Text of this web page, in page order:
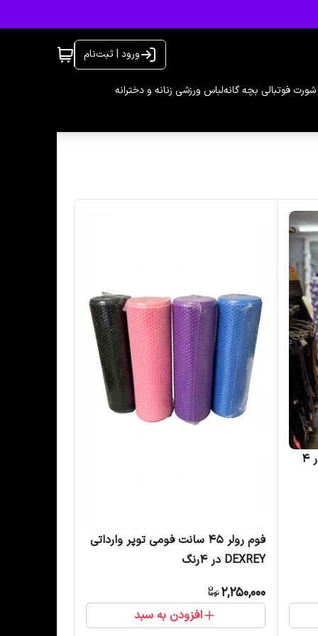
ورود | ثبت‌نام
فوتبالی بچه گانهلباس ورزشی زنانه و دخترانه
فوم رولر عاج دار سرگرد وارداتی در 4
فوم رولر 45 سانت فومی توپر وارداتی
ِDEXREY در 4رنگ
2,250,000
افزودن به سبد